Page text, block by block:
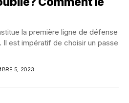
la première ligne de défense
est impératif de choisir un passe
5, 2023